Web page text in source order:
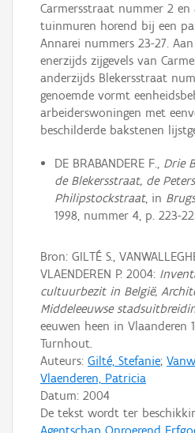
Carmersstraat nummer 2
tuinmuren horend bij een
Annarei nummers 23-27.
enerzijds zijgevels van
anderzijds Blekersstraat
genoemde vormt
arbeiderswoningen met
beschilderde bakstenen
DE BRABANDERE F., Drie
de Blekersstraat, de
Philipstockstraat, in
1998, nummer 4, p. 223-
Bron: GILTÉ S.,
VLAENDEREN P. 2004:
cultuurbezit in België,
Middeleeuwse
eeuwen heen in Vlaanderen
Turnhout.
Auteurs: Gilté, Stefanie;
Vlaenderen, Patricia
Datum: 2004
De tekst wordt ter